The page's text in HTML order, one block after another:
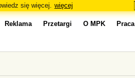
się więcej. więcej
Reklama Przetargi O MPK Praca